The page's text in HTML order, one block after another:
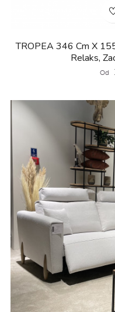
TROPEA 346 Cm X
Relaks,
Od